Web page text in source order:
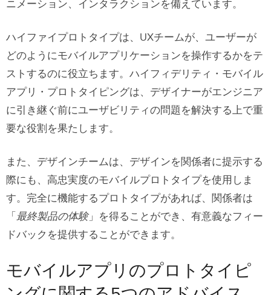
ニメーション、インタラクションを備えています。
ハイファイプロトタイプは、UXチームが、ユーザーが
どのようにモバイルアプリケーションを操作するかをテ
ストするのに役立ちます。ハイフィデリティ・モバイル
アプリ・プロトタイピングは、デザイナーがエンジニア
に引き継ぐ前にユーザビリティの問題を解決する上で重
要な役割を果たします。
また、デザインチームは、デザインを関係者に提示する
際にも、高忠実度のモバイルプロトタイプを使用しま
す。完全に機能するプロトタイプがあれば、関係者は
「 最終製品の体験」を得ることができ、有意義なフィー
ドバックを提供することができます。
モバイルアプリのプロトタイピ